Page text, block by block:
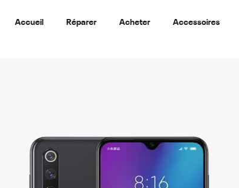
Accueil Réparer Acheter Accessoires